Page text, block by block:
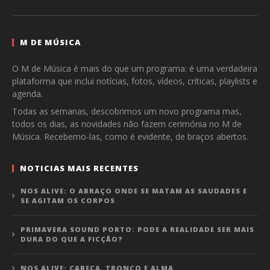
M DE MÚSICA
O M de Música é mais do que um programa: é uma verdadeira
plataforma que inclui notícias, fotos, vídeos, críticas, playlists e
agenda.
Todas as semanas, descobrimos um novo programa mas,
todos os dias, as novidades não fazem cerimónia no M de
Música. Recebemo-las, como é evidente, de braços abertos.
NOTICIAS MAIS RECENTES
NOS ALIVE: O ABRAÇO ONDE SE MATAM AS SAUDADES E
SE AGITAM OS CORPOS
PRIMAVERA SOUND PORTO: PODE A REALIDADE SER MAIS
DURA DO QUE A FICÇÃO?
NOS ALIVE: CABEÇA, TRONCO E ALMA